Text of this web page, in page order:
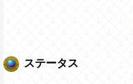
ステータス